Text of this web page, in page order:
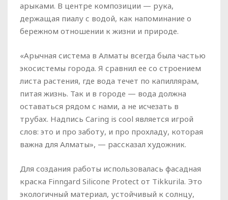
арыками. В центре композиции — рука,
держащая пиалу с водой, как напоминание о
бережном отношении к жизни и природе.
«Арычная система в Алматы всегда была частью
экосистемы города. Я сравнил ее со строением
листа растения, где вода течет по капиллярам,
питая жизнь. Так и в городе — вода должна
оставаться рядом с нами, а не исчезать в
трубах. Надпись Caring is cool является игрой
слов: это и про заботу, и про прохладу, которая
важна для Алматы», — рассказал художник.
Для создания работы использовалась фасадная
краска Finngard Silicone Protect от Tikkurila. Это
экологичный материал, устойчивый к солнцу,